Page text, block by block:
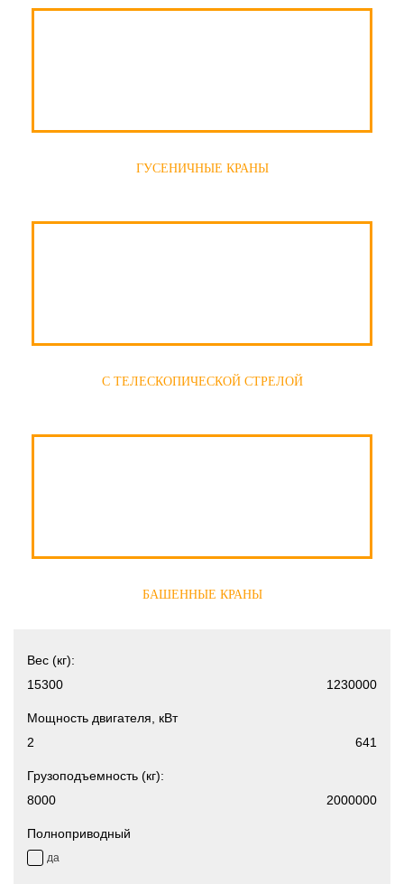
ГУСЕНИЧНЫЕ КРАНЫ
С ТЕЛЕСКОПИЧЕСКОЙ СТРЕЛОЙ
БАШЕННЫЕ КРАНЫ
Вес (кг):
Мощность двигателя, кВт
Грузоподъемность (кг):
Полноприводный
да